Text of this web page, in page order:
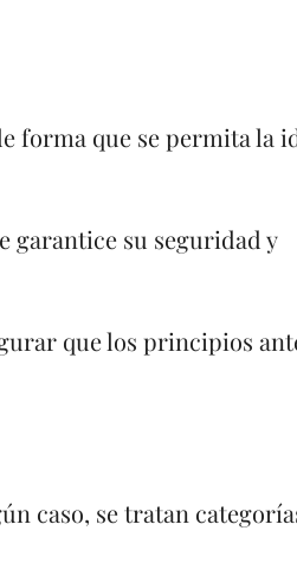
forma que se permita la
garantice su seguridad y
que los principios
caso, se tratan